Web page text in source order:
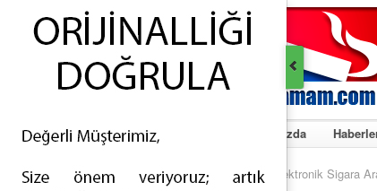
Hakkımızda
Ana Sayfa> Haberler> Elektronik Sigara